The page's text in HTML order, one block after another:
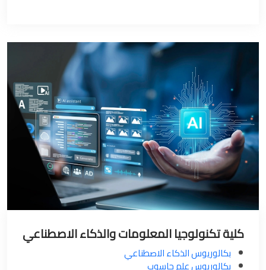
كلية تكنولوجيا المعلومات والذكاء الاصطناعي
بكالوريوس الذكاء الاصطناعي
بكالوريوس علم حاسوب